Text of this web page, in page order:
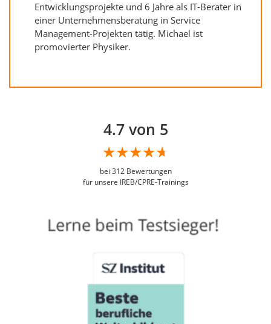
Entwicklungsprojekte und 6 Jahre als IT-Berater in
einer Unternehmensberatung in Service
Management-Projekten tätig. Michael ist
promovierter Physiker.
4.7 von 5
bei 312Bewertungen
für unsere IREB/CPRE-Trainings